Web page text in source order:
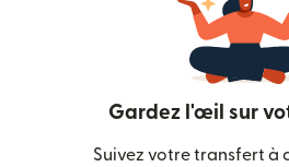
Gardez l'œil sur
Suivez votre transfert à